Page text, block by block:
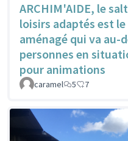
ARCHIM'AIDE, le
loisirs adaptés est
aménagé qui va au-
personnes en
pour animations
caramel 5 7